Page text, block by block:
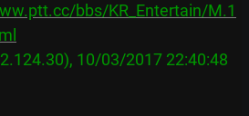
bbs/KR_Entertain/M.1